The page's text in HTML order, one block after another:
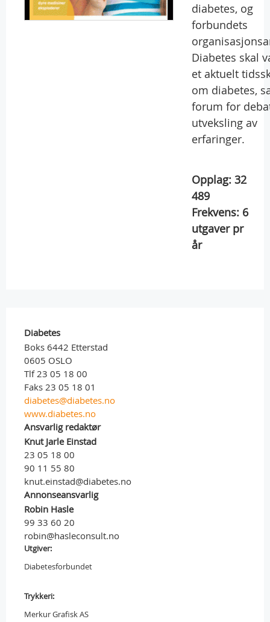
diabetes, og
forbundets
Diabetes skal
et aktuelt
om diabetes,
forum for
utveksling av
erfaringer.
Opplag: 32
489
Frekvens: 6
utgaver pr
år
Diabetes
Boks 6442 Etterstad
0605 OSLO
Tlf 23 05 18 00
Faks 23 05 18 01
diabetes@diabetes.no
www.diabetes.no
Ansvarlig redaktør
Knut Jarle Einstad
23 05 18 00
90 11 55 80
knut.einstad@diabetes.no
Annonseansvarlig
Robin Hasle
99 33 60 20
robin@hasleconsult.no
Utgiver:
Diabetesforbundet
Trykkeri:
Merkur Grafisk AS